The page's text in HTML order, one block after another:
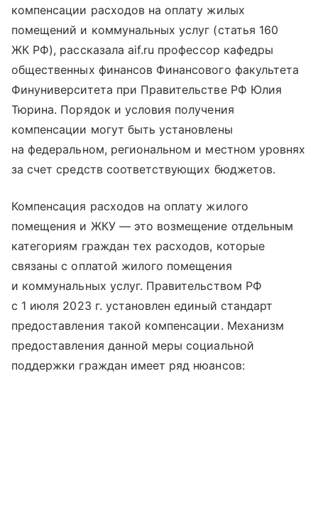
компенсации расходов на оплату жилых
помещений и коммунальных услуг (статья 160
ЖК РФ), рассказала aif.ru профессор кафедры
общественных финансов Финансового факультета
Финуниверситета при Правительстве РФ Юлия
Тюрина. Порядок и условия получения
компенсации могут быть установлены
на федеральном, региональном и местном уровнях
за счет средств соответствующих бюджетов.
Компенсация расходов на оплату жилого
помещения и ЖКУ — это возмещение отдельным
категориям граждан тех расходов, которые
связаны с оплатой жилого помещения
и коммунальных услуг. Правительством РФ
с 1 июля 2023 г. установлен единый стандарт
предоставления такой компенсации. Механизм
предоставления данной меры социальной
поддержки граждан имеет ряд нюансов: